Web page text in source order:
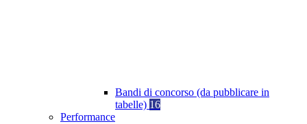
Bandi di concorso (da pubblicare in
tabelle) 16
Performance